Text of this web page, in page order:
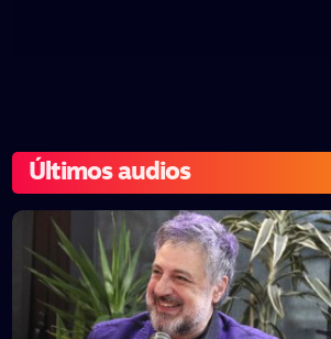
Últimos audios